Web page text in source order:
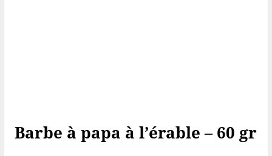
Barbe à papa à l’érable – 60 gr